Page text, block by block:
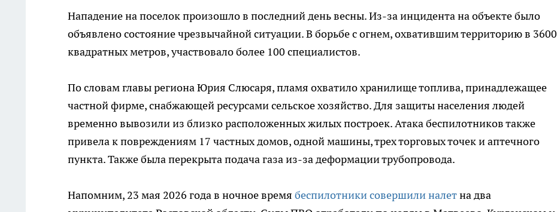
Нападение на поселок произошло в последний день весны. Из-за инцидента на объекте было
объявлено состояние чрезвычайной ситуации. В борьбе с огнем, охватившим территорию в 3600
квадратных метров, участвовало более 100 специалистов.
По словам главы региона Юрия Слюсаря, пламя охватило хранилище топлива, принадлежащее
частной фирме, снабжающей ресурсами сельское хозяйство. Для защиты населения людей
временно вывозили из близко расположенных жилых построек. Атака беспилотников также
привела к повреждениям 17 частных домов, одной машины, трех торговых точек и аптечного
пункта. Также была перекрыта подача газа из-за деформации трубопровода.
Напомним, 23 мая 2026 года в ночное время беспилотники совершили налетна два